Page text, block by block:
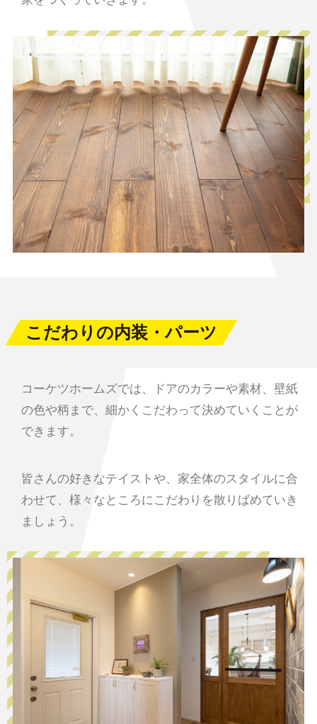
こだわりの内装・パーツ
コーケツホームズでは、ドアのカラーや素材、壁紙
の色や柄まで、細かくこだわって決めていくことが
できます。
皆さんの好きなテイストや、家全体のスタイルに合
わせて、様々なところにこだわりを散りばめていき
ましょう。